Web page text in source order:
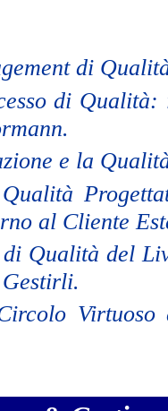
di
di
e la
al Cliente
Qualità del
Virtuoso